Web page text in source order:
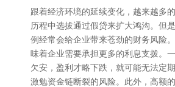
跟着经济环境的延续变化，越来越多
历程中选拔通过假贷来扩大鸿沟。但
例经常会给企业带来苍劲的财务风险
味着企业需要承担更多的利息支拨。
欠安，盈利才略下跌，就可能无法定
激勉资金链断裂的风险。此外，高额